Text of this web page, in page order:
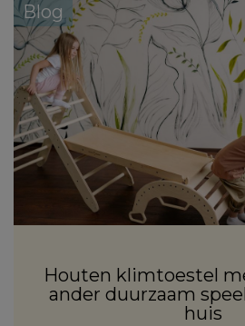
Blog
Houten klimtoestel
ander duurzaam
huis